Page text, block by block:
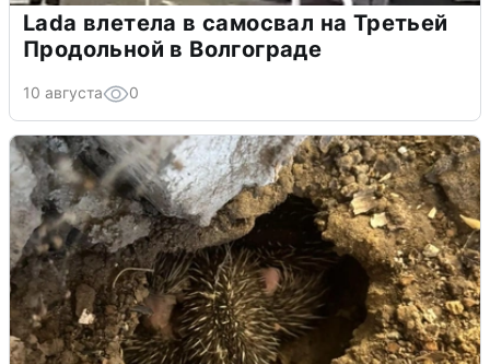
Lada влетела в самосвал на Третьей
Продольной в Волгограде
10 августа 0